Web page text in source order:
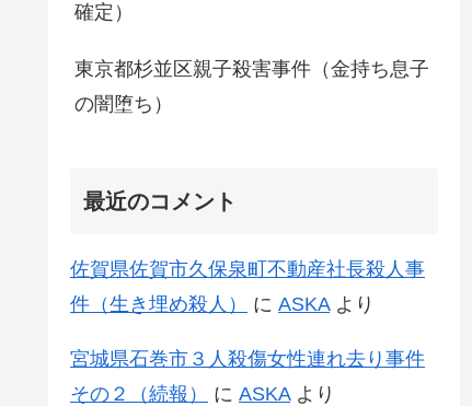
確定）
東京都杉並区親子殺害事件（金持ち息子
の闇堕ち）
最近のコメント
佐賀県佐賀市久保泉町不動産社長殺人事
件（生き埋め殺人）
に ASKAより
宮城県石巻市３人殺傷女性連れ去り事件
その２（続報）
に ASKAより